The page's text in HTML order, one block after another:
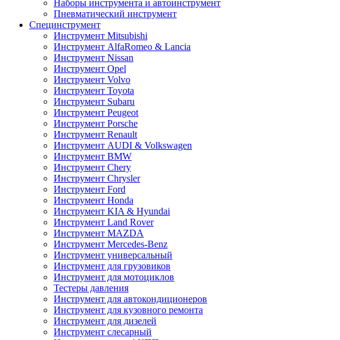
Наборы инструмента и автоинструмент
Пневматический инструмент
Специнструмент
Инструмент Mitsubishi
Инструмент AlfaRomeo & Lancia
Инструмент Nissan
Инструмент Opel
Инструмент Volvo
Инструмент Toyota
Инструмент Subaru
Инструмент Peugeot
Инструмент Porsche
Инструмент Renault
Инструмент AUDI & Volkswagen
Инструмент BMW
Инструмент Chery
Инструмент Chrysler
Инструмент Ford
Инструмент Honda
Инструмент KIA & Hyundai
Инструмент Land Rover
Инструмент MAZDA
Инструмент Mercedes-Benz
Инструмент универсальный
Инструмент для грузовиков
Инструмент для мотоциклов
Тестеры давления
Инструмент для автокондиционеров
Инструмент для кузовного ремонта
Инструмент для дизелей
Инструмент слесарный